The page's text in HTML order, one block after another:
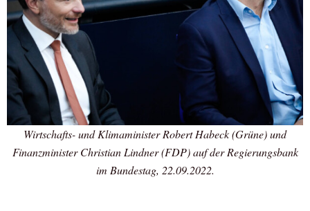
Wirtschafts- und Klimaminister Robert Habeck (Grüne) und
Finanzminister Christian Lindner (FDP) auf der Regierungsbank
im Bundestag, 22.09.2022.